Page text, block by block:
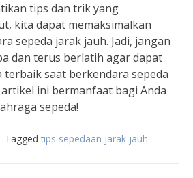
tips dan trik yang
kita dapat memaksimalkan
sepeda jarak jauh. Jadi, jangan
dan terus berlatih agar dapat
saat berkendara sepeda
ini bermanfaat bagi Anda
sepeda!
Tagged tips sepedaan jarak jauh